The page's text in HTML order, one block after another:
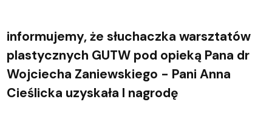
informujemy, że słuchaczka warsztatów
plastycznych GUTW pod opieką Pana dr
Wojciecha Zaniewskiego - Pani Anna
Cieślicka uzyskała I nagrodę